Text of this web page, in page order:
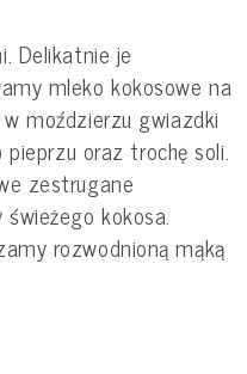
Delikatnie je
mleko kokosowe na
moździerzu gwiazdki
oraz trochę soli.
zestrugane
kokosa.
rozwodnioną mąką